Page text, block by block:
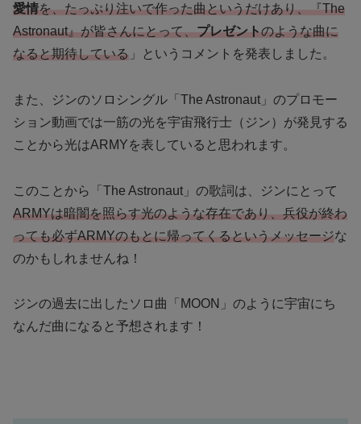
愛情を、たっぷり注いで作った曲というだけあり、『The
Astronaut』が皆さんにとって、プレゼントのような曲に
なると期待している 」というコメントを発表しました。
また、ジンのソロシングル「The Astronaut」のプロモー
ション動画では一筋の光を宇宙飛行士（ジン）が発見する
ことから光はARMYを表していると思われます。
このことから「The Astronaut」の歌詞は、ジンにとって
ARMYは暗闇を照らす光のような存在であり、兵役が終わ
っても必ずARMYのもとに帰ってくるというメッセージな
のかもしれませんね！
ジンの過去に出したソロ曲「MOON」のように宇宙にち
なんだ曲になると予想されます！